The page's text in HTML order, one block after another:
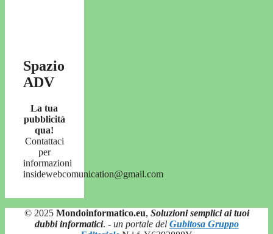
Spazio
ADV
La tua
pubblicità
qua!
Contattaci
per
informazioni
insidewebcomunication@gmail.com
© 2025 Mondoinformatico.eu, Soluzioni semplici ai tuoi
dubbi informatici. - un portale del Gubitosa Gruppo